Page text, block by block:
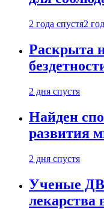
2 года спустя2
Раскрыта
2 дня спустя
Найден
развития
2 дня спустя
Ученые
лекарства